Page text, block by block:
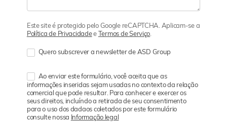
Este site é protegido pelo Google reCAPTCHA. Aplicam-se a
Política de PrivacidadeeTermos de Serviço
Quero subscrever a newsletter de ASD Group
Ao enviar este formulário, você aceita que as
informações inseridas sejam usadas no contexto da relação
comercial que pode resultar. Para conhecer e exercer os
seus direitos, incluíndo a retirada de seu consentimento
para o uso dos dadaos coletados por este formulário
consulte nossa Informação legal